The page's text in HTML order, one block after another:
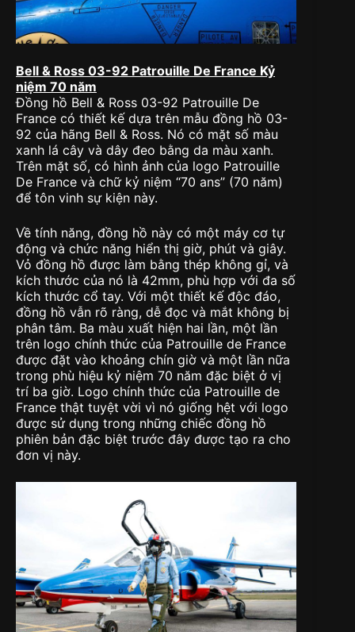
Bell & Ross 03-92 Patrouille De France Kỷ
niệm 70 năm
Đồng hồ Bell & Ross 03-92 Patrouille De
France có thiết kế dựa trên mẫu đồng hồ 03-
92 của hãng Bell & Ross. Nó có mặt số màu
xanh lá cây và dây đeo bằng da màu xanh.
Trên mặt số, có hình ảnh của logo Patrouille
De France và chữ kỷ niệm “70 ans” (70 năm)
để tôn vinh sự kiện này.
Về tính năng, đồng hồ này có một máy cơ tự
động và chức năng hiển thị giờ, phút và giây.
Vỏ đồng hồ được làm bằng thép không gỉ, và
kích thước của nó là 42mm, phù hợp với đa số
kích thước cổ tay. Với một thiết kế độc đáo,
đồng hồ vẫn rõ ràng, dễ đọc và mắt không bị
phân tâm. Ba màu xuất hiện hai lần, một lần
trên logo chính thức của Patrouille de France
được đặt vào khoảng chín giờ và một lần nữa
trong phù hiệu kỷ niệm 70 năm đặc biệt ở vị
trí ba giờ. Logo chính thức của Patrouille de
France thật tuyệt vời vì nó giống hệt với logo
được sử dụng trong những chiếc đồng hồ
phiên bản đặc biệt trước đây được tạo ra cho
đơn vị này.